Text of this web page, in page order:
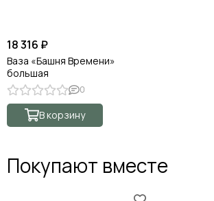
18 316 ₽
Ваза «Башня Времени»
большая
0
В корзину
Покупают вместе